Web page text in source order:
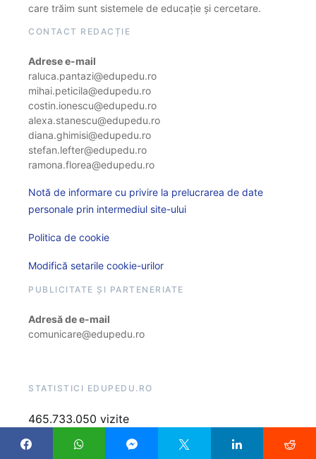
care trăim sunt sistemele de educație și cercetare.
CONTACT REDACȚIE
Adrese e-mail
raluca.pantazi@edupedu.ro
mihai.peticila@edupedu.ro
costin.ionescu@edupedu.ro
alexa.stanescu@edupedu.ro
diana.ghimisi@edupedu.ro
stefan.lefter@edupedu.ro
ramona.florea@edupedu.ro
Notă de informare cu privire la prelucrarea de date
personale prin intermediul site-ului
Politica de cookie
Modifică setarile cookie-urilor
PUBLICITATE ȘI PARTENERIATE
Adresă de e-mail
comunicare@edupedu.ro
STATISTICI EDUPEDU.RO
465.733.050 vizite